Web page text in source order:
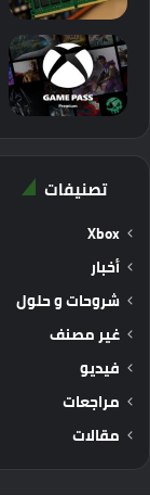
تصنيفات
Xbox
أخبار
شروحات و حلول
غير مصنف
فيديو
مراجعات
مقالات